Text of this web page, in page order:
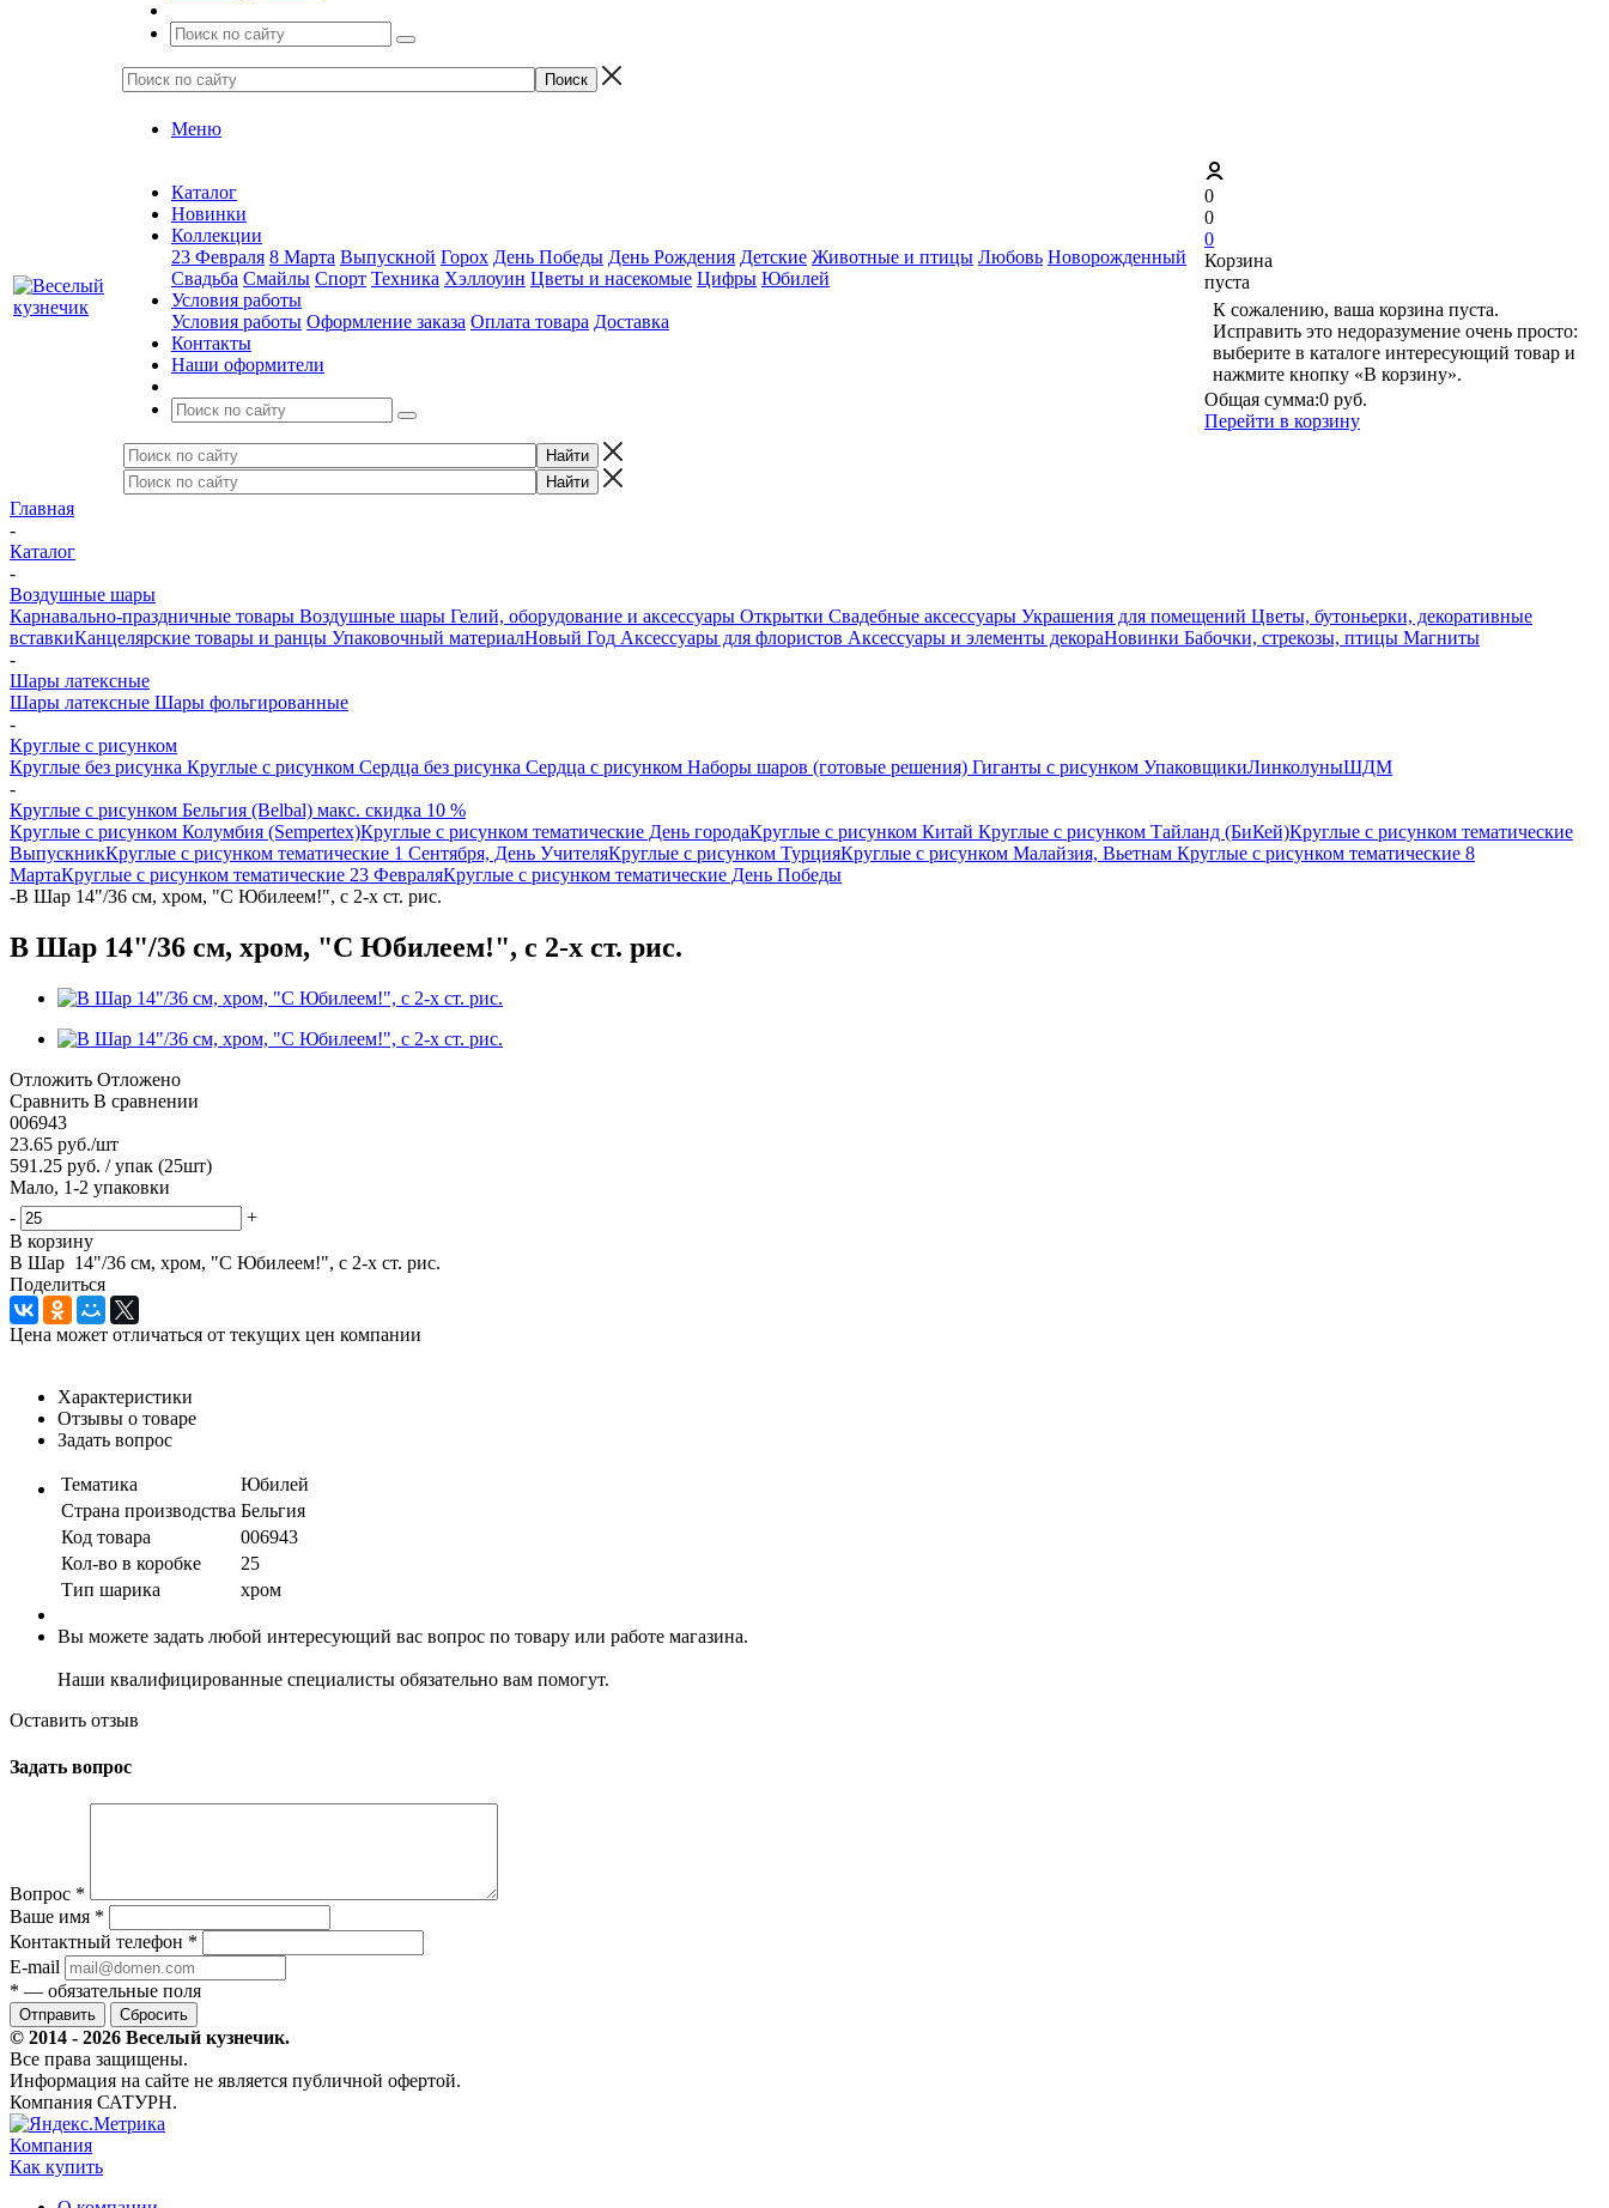
Меню
Каталог
Новинки
Коллекции
23 Февраля 8 Марта Выпускной Горох День Победы День Рождения Детские Животные и птицы Любовь Новорожденный
Свадьба Смайлы Спорт Техника Хэллоуин Цветы и насекомые Цифры Юбилей
Условия работы
Условия работы Оформление заказа Оплата товара Доставка
Контакты
Наши оформители
0
0
0
Корзина
пуста
К сожалению, ваша корзина пуста.
Исправить это недоразумение очень просто:
выберите в каталоге интересующий товар и
нажмите кнопку «В корзину».
Общая сумма:0 руб.
Перейти в корзину
Главная
-
Каталог
-
Воздушные шары
Карнавально-праздничные товары Воздушные шары Гелий, оборудование и аксессуары Открытки Свадебные аксессуары Украшения для помещений Цветы, бутоньерки, декоративные
вставкиКанцелярские товары и ранцы Упаковочный материалНовый Год Аксессуары для флористов Аксессуары и элементы декораНовинки Бабочки, стрекозы, птицы Магниты
-
Шары латексные
Шары латексные Шары фольгированные
-
Круглые с рисунком
Круглые без рисунка Круглые с рисунком Сердца без рисунка Сердца с рисунком Наборы шаров (готовые решения) Гиганты с рисунком УпаковщикиЛинколуныШДМ
-
Круглые с рисунком Бельгия (Belbal) макс. скидка 10 %
Круглые с рисунком Колумбия (Sempertex)Круглые с рисунком тематические День городаКруглые с рисунком Китай Круглые с рисунком Тайланд (БиКей)Круглые с рисунком тематические
ВыпускникКруглые с рисунком тематические 1 Сентября, День УчителяКруглые с рисунком ТурцияКруглые с рисунком Малайзия, Вьетнам Круглые с рисунком тематические 8
МартаКруглые с рисунком тематические 23 ФевраляКруглые с рисунком тематические День Победы
-B Шар 14"/36 см, хром, "С Юбилеем!", с 2-х ст. рис.
B Шар 14"/36 см, хром, "С Юбилеем!", с 2-х ст. рис.
Отложить Отложено
Сравнить В сравнении
006943
23.65 руб./шт
591.25 руб. / упак (25шт)
Мало, 1-2 упаковки
-
+
В корзину
B Шар 14"/36 см, хром, "С Юбилеем!", с 2-х ст. рис.
Поделиться
Цена может отличаться от текущих цен компании
Характеристики
Отзывы о товаре
Задать вопрос
Тематика
Юбилей
Страна производства Бельгия
Код товара
006943
Кол-во в коробке
25
Тип шарика
хром
Вы можете задать любой интересующий вас вопрос по товару или работе магазина.
Наши квалифицированные специалисты обязательно вам помогут.
Оставить отзыв
Задать вопрос
Вопрос *
Ваше имя *
Контактный телефон *
E-mail
* — обязательные поля
Сбросить
© 2014 - 2026 Веселый кузнечик.
Все права защищены.
Информация на сайте не является публичной офертой.
Компания САТУРН.
Компания
Как купить